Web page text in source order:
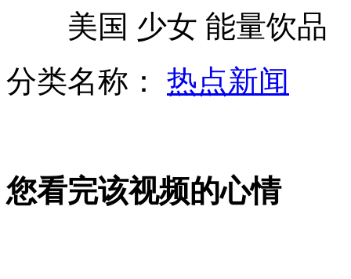
美国 少女 能量饮品
分类名称： 热点新闻
您看完该视频的心情